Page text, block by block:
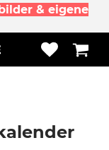
& eigene